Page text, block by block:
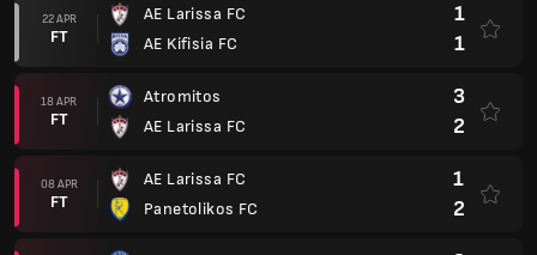
22 APR
FT
AE Larissa FC
AE Kifisia FC
1
1
18 APR
FT
Atromitos
AE Larissa FC
3
2
08 APR
FT
AE Larissa FC
Panetolikos FC
1
2